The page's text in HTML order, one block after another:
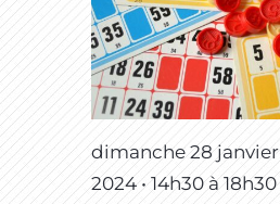
dimanche 28 janvier
2024 • 14h30à 18h30